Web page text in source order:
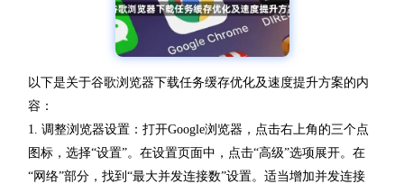
以下是关于谷歌浏览器下载任务缓存优化及速度提升方案的内
容：
1. 调整浏览器设置：打开Google浏览器，点击右上角的三个点
图标，选择“设置”。在设置页面中，点击“高级”选项展开。在
“网络”部分，找到“最大并发连接数”设置。适当增加并发连接